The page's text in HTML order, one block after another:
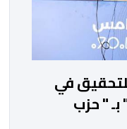
في
بـ " حزب